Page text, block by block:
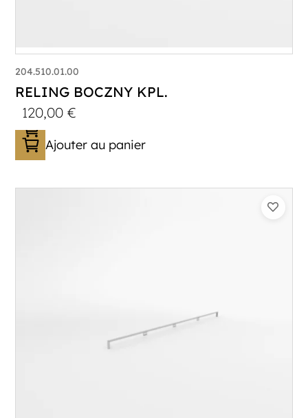
204.510.01.00
RELING BOCZNY KPL.
120,00€
Ajouter au panier